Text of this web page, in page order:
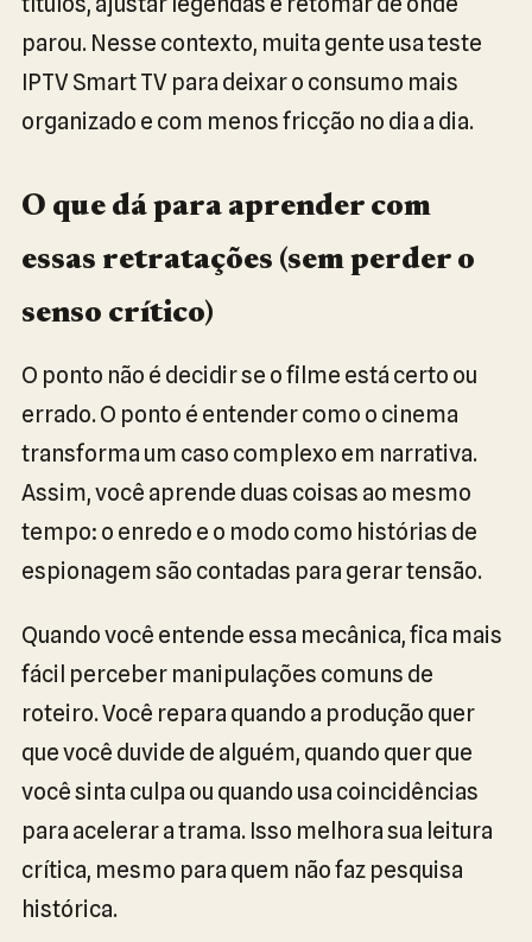
parou. Nesse contexto, muita gente usa teste
IPTV Smart TV para deixar o consumo mais
organizado e com menos fricção no dia a dia.
O que dá para aprender com
essas retratações (sem perder o
senso crítico)
O ponto não é decidir se o filme está certo ou
errado. O ponto é entender como o cinema
transforma um caso complexo em narrativa.
Assim, você aprende duas coisas ao mesmo
tempo: o enredo e o modo como histórias de
espionagem são contadas para gerar tensão.
Quando você entende essa mecânica, fica mais
fácil perceber manipulações comuns de
roteiro. Você repara quando a produção quer
que você duvide de alguém, quando quer que
você sinta culpa ou quando usa coincidências
para acelerar a trama. Isso melhora sua leitura
crítica, mesmo para quem não faz pesquisa
histórica.